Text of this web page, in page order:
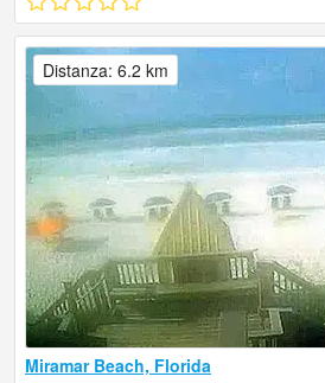
Miramar Beach, Florida
Distanza: 6.2 km